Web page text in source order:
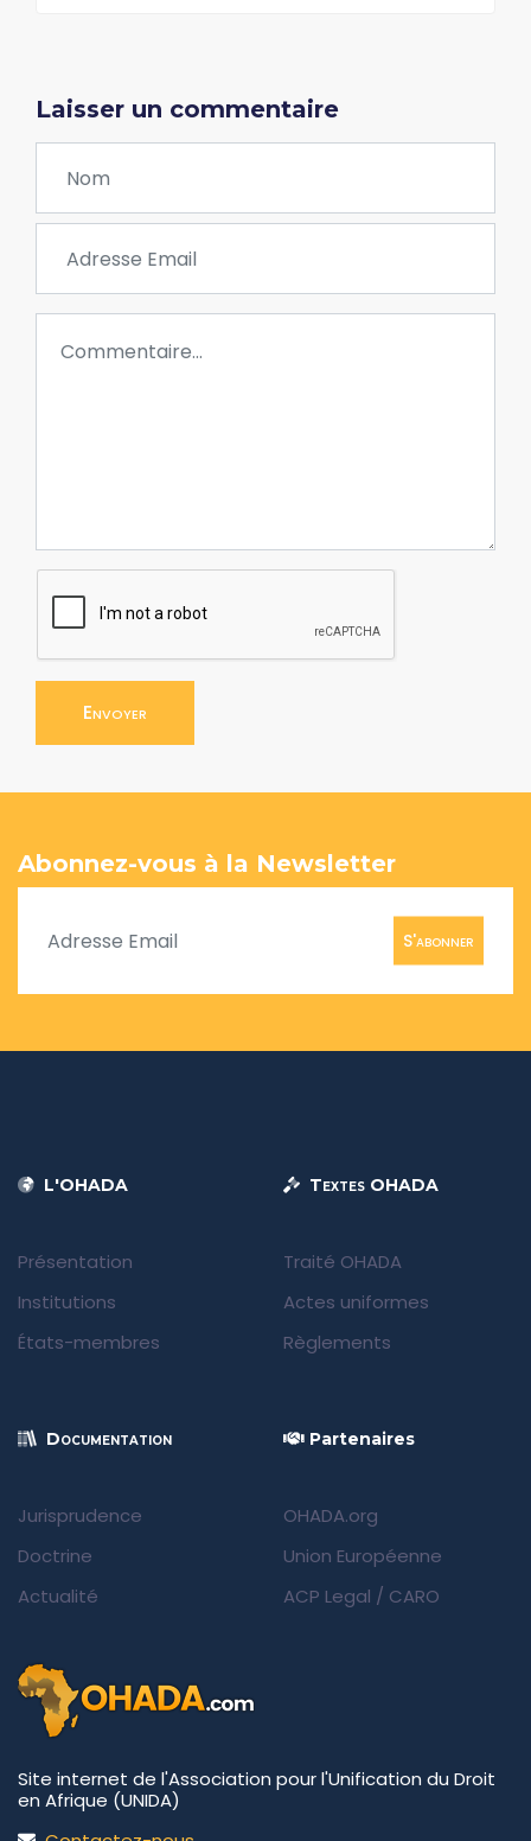
Laisser un commentaire
Envoyer
Abonnez-vous à la Newsletter
S'abonner
L'OHADA
Présentation
Institutions
États-membres
Textes OHADA
Traité OHADA
Actes uniformes
Règlements
Documentation
Jurisprudence
Doctrine
Actualité
Partenaires
OHADA.org
Union Européenne
ACP Legal / CARO
Site internet de l'Association pour l'Unification du Droit
en Afrique (UNIDA)